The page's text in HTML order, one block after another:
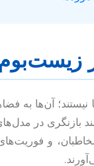
نیستند؛ آن‌ها به
بازنگری در
و